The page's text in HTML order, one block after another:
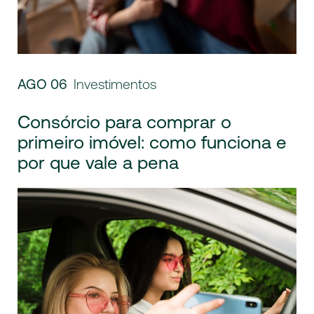
AGO 06 Investimentos
Consórcio para comprar o
primeiro imóvel: como funciona e
por que vale a pena